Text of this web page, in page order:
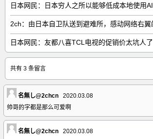
日本网民：友都八喜TCL电视的促销价太坑人了
共有 3 条留言
名無し@2chcn
2020.03.08
帅哥的字都是那么可爱啊
名無し@2chcn
2020.03.08